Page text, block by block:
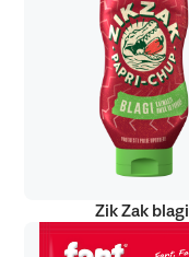
Zik Zak blagi